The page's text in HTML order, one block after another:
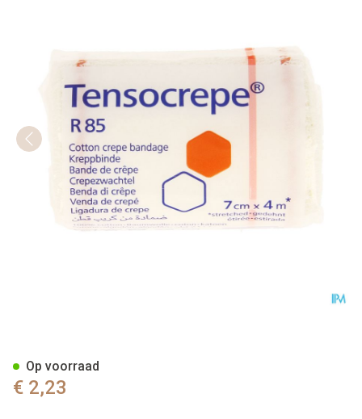
€ 2,23
Op voorraad